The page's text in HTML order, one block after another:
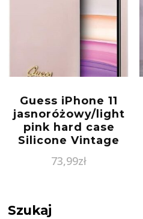
Guess iPhone 11
jasnoróżowy/light
pink hard case
Silicone Vintage
Gold LogoGuess
(GUHCN61LSLMGLP)
73,99zł
Szukaj